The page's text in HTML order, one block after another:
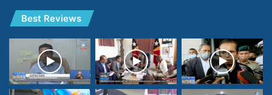
Best Reviews